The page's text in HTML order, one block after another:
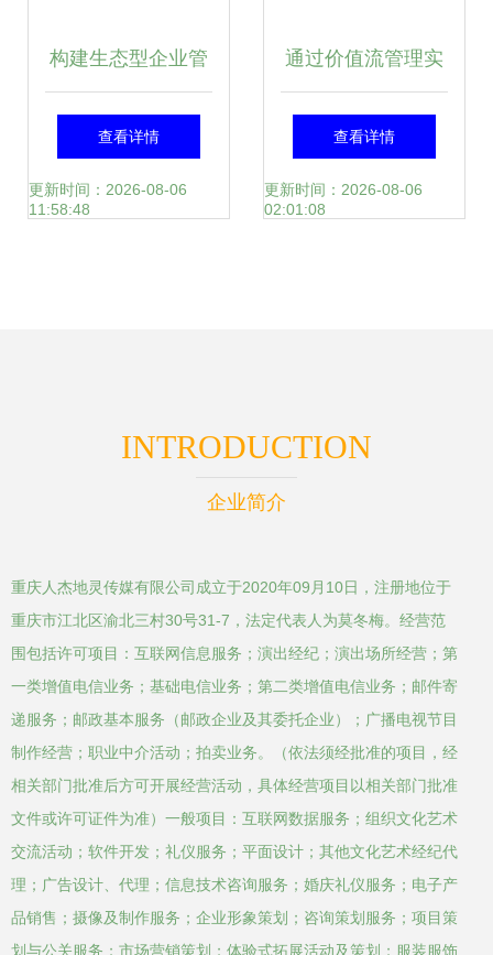
构建生态型企业管
理模式 面向未来的
组织进化
查看详情
更新时间：2026-08-06
11:58:48
通过价值流管理实
现工厂企业精益生
产 核心执行要点
查看详情
更新时间：2026-08-06
02:01:08
INTRODUCTION
企业简介
重庆人杰地灵传媒有限公司成立于2020年09月10日，注册地位于
重庆市江北区渝北三村30号31-7，法定代表人为莫冬梅。经营范
围包括许可项目：互联网信息服务；演出经纪；演出场所经营；第
一类增值电信业务；基础电信业务；第二类增值电信业务；邮件寄
递服务；邮政基本服务（邮政企业及其委托企业）；广播电视节目
制作经营；职业中介活动；拍卖业务。（依法须经批准的项目，经
相关部门批准后方可开展经营活动，具体经营项目以相关部门批准
文件或许可证件为准）一般项目：互联网数据服务；组织文化艺术
交流活动；软件开发；礼仪服务；平面设计；其他文化艺术经纪代
理；广告设计、代理；信息技术咨询服务；婚庆礼仪服务；电子产
品销售；摄像及制作服务；企业形象策划；咨询策划服务；项目策
划与公关服务；市场营销策划；体验式拓展活动及策划；服装服饰